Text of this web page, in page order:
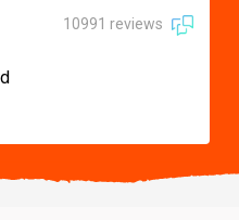
10991 reviews